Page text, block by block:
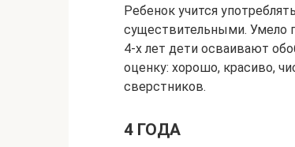
Ребенок учится
существительными. Умело
4-х лет дети осваивают
оценку: хорошо, красиво,
сверстников.
4 ГОДА